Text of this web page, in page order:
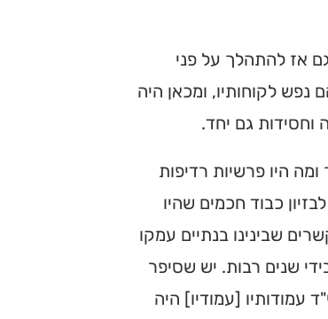
גם אז להתהלך על פני
לקוחותיו, ומכאן היה
וחסידות גם יחד.
היו פרשיות רדיפות
כבוד חכמים שהיו
שבינינו בנתיים עמקו
שנים רבות. יש שסיפר
עמודותיו [עמודיו] היה